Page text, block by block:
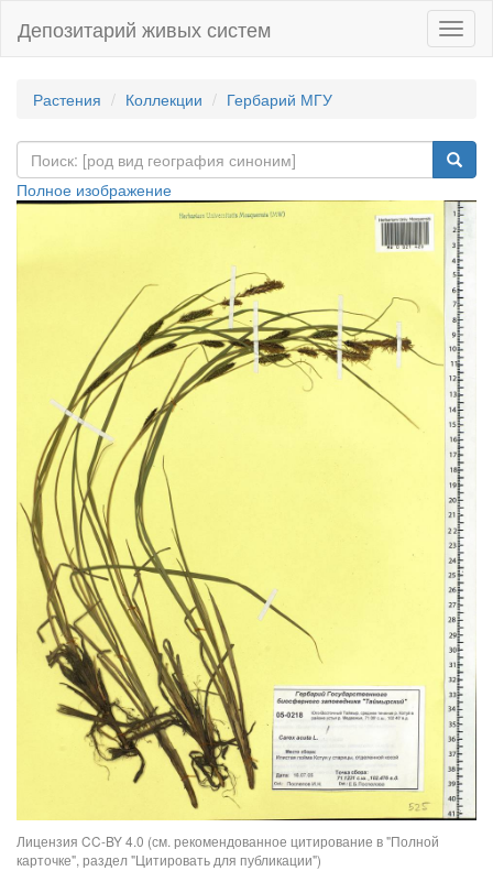
Депозитарий живых систем
Растения Коллекции Гербарий МГУ
Полное изображение
Лицензия CC-BY 4.0 (см. рекомендованное цитирование в "Полной
карточке", раздел "Цитировать для публикации")